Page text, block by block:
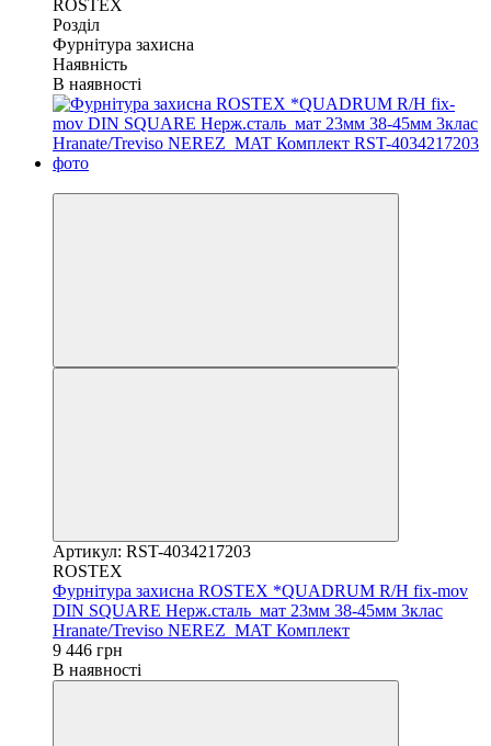
ROSTEX
Розділ
Фурнітура захисна
Наявність
В наявності
Артикул: RST-4034217203
ROSTEX
Фурнітура захисна ROSTEX *QUADRUM R/H fix-mov
DIN SQUARE Нерж.сталь_мат 23мм 38-45мм 3клас
Hranate/Treviso NEREZ_MAT Комплект
9 446 грн
В наявності